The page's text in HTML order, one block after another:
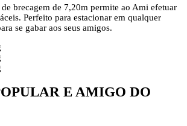
brecagem de 7,20m permite ao Ami efetuar
Perfeito para estacionar em qualquer
se gabar aos seus amigos.
E AMIGO DO